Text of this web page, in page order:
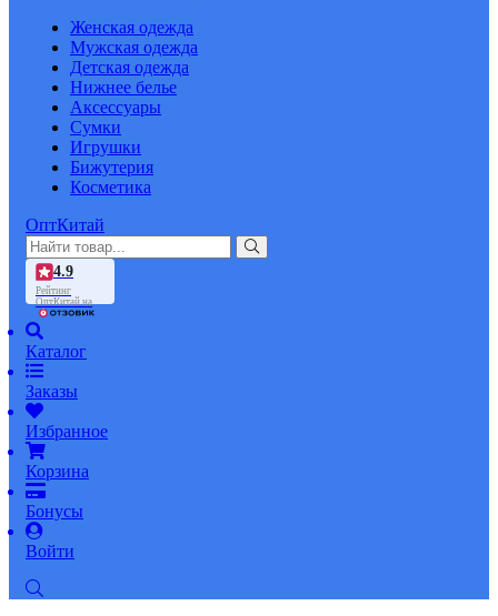
Женская одежда
Мужская одежда
Детская одежда
Нижнее белье
Аксессуары
Сумки
Игрушки
Бижутерия
Косметика
ОптКитай
4.9
Рейтинг
ОптКитай на
Каталог
Заказы
Избранное
Корзина
Бонусы
Войти